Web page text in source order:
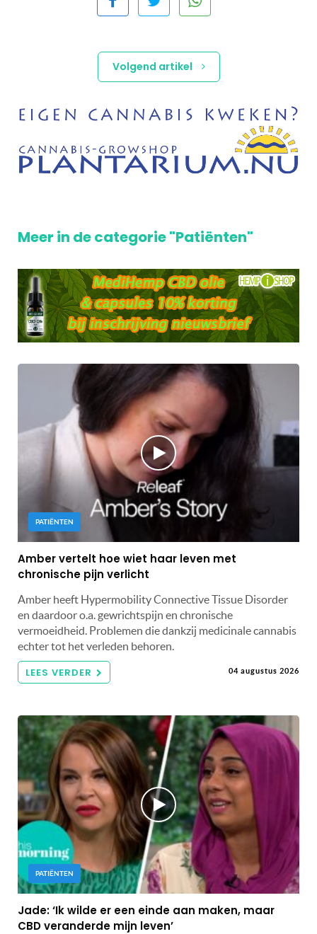
Volgend artikel
Meer in de categorie "Patiënten"
PATIËNTEN
Amber vertelt hoe wiet haar leven met
chronische pijn verlicht
Amber heeft Hypermobility Connective Tissue Disorder
en daardoor o.a. gewrichtspijn en chronische
vermoeidheid. Problemen die dankzij medicinale cannabis
echter tot het verleden behoren.
LEES VERDER 04 augustus 2026
PATIËNTEN
Jade: ‘Ik wilde er een einde aan maken, maar
CBD veranderde mijn leven’